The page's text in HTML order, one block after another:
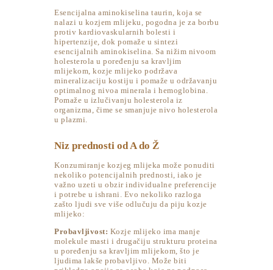
Esencijalna aminokiselina taurin, koja se
nalazi u kozjem mlijeku, pogodna je za borbu
protiv kardiovaskularnih bolesti i
hipertenzije, dok pomaže u sintezi
esencijalnih aminokiselina. Sa nižim nivoom
holesterola u poređenju sa kravljim
mlijekom, kozje mlijeko podržava
mineralizaciju kostiju i pomaže u održavanju
optimalnog nivoa minerala i hemoglobina.
Pomaže u izlučivanju holesterola iz
organizma, čime se smanjuje nivo holesterola
u plazmi.
Niz prednosti od A do Ž
Konzumiranje kozjeg mlijeka može ponuditi
nekoliko potencijalnih prednosti, iako je
važno uzeti u obzir individualne preferencije
i potrebe u ishrani. Evo nekoliko razloga
zašto ljudi sve više odlučuju da piju kozje
mlijeko:
Probavljivost: Kozje mlijeko ima manje
molekule masti i drugačiju strukturu proteina
u poređenju sa kravljim mlijekom, što je
ljudima lakše probavljivo. Može biti